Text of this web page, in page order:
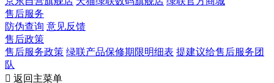
售后服务
防伪查询 意见反馈
售后政策
售后服务政策 绿联产品保修期限明细表 提建议给售后服务团
队
 返回主菜单